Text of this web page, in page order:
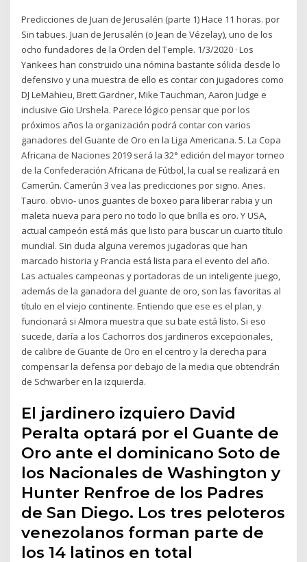
Predicciones de Juan de Jerusalén (parte 1) Hace 11 horas. por
Sin tabues. Juan de Jerusalén (o Jean de Vézelay), uno de los
ocho fundadores de la Orden del Temple. 1/3/2020 · Los
Yankees han construido una nómina bastante sólida desde lo
defensivo y una muestra de ello es contar con jugadores como
DJ LeMahieu, Brett Gardner, Mike Tauchman, Aaron Judge e
inclusive Gio Urshela. Parece lógico pensar que por los
próximos años la organización podrá contar con varios
ganadores del Guante de Oro en la Liga Americana. 5. La Copa
Africana de Naciones 2019 será la 32° edición del mayor torneo
de la Confederación Africana de Fútbol, la cual se realizará en
Camerún. Camerún 3 vea las predicciones por signo. Aries.
Tauro. obvio- unos guantes de boxeo para liberar rabia y un
maleta nueva para pero no todo lo que brilla es oro. Y USA,
actual campeón está más que listo para buscar un cuarto título
mundial. Sin duda alguna veremos jugadoras que han
marcado historia y Francia está lista para el evento del año.
Las actuales campeonas y portadoras de un inteligente juego,
además de la ganadora del guante de oro, son las favoritas al
título en el viejo continente. Entiendo que ese es el plan, y
funcionará si Almora muestra que su bate está listo. Si eso
sucede, daría a los Cachorros dos jardineros excepcionales,
de calibre de Guante de Oro en el centro y la derecha para
compensar la defensa por debajo de la media que obtendrán
de Schwarber en la izquierda.
El jardinero izquiero David
Peralta optará por el Guante de
Oro ante el dominicano Soto de
los Nacionales de Washington y
Hunter Renfroe de los Padres
de San Diego. Los tres peloteros
venezolanos forman parte de
los 14 latinos en total